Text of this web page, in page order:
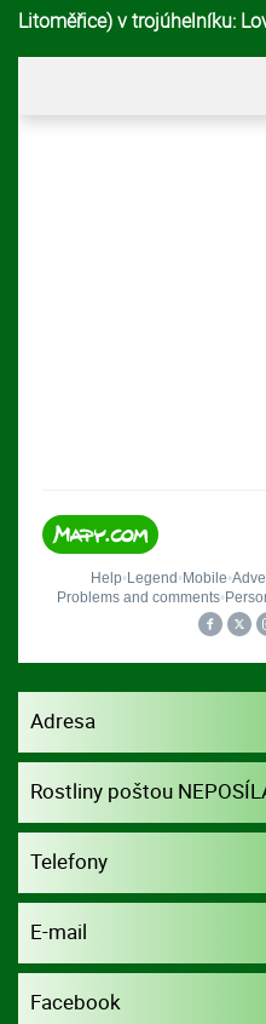
Litoměřice) v trojúhelníku:
Adresa
Rostliny poštou
dohodou.
Telefony
E-mail
Facebook